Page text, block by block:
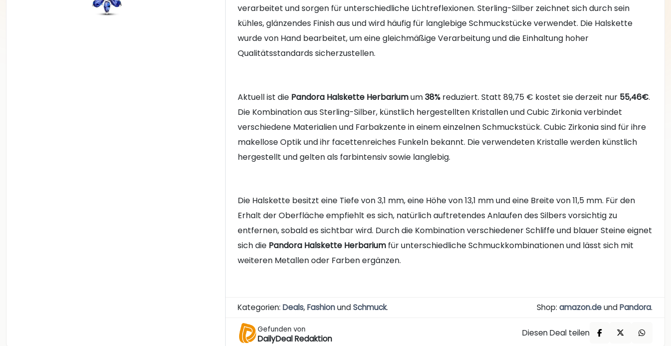
verarbeitet und sorgen für unterschiedliche Lichtreflexionen. Sterling-Silber zeichnet sich durch sein
kühles, glänzendes Finish aus und wird häufig für langlebige Schmuckstücke verwendet. Die Halskette
wurde von Hand bearbeitet, um eine gleichmäßige Verarbeitung und die Einhaltung hoher
Qualitätsstandards sicherzustellen.
Aktuell ist die Pandora Halskette Herbariumum38% reduziert. Statt 89,75 € kostet sie derzeit nur 55,46€.
Die Kombination aus Sterling-Silber, künstlich hergestellten Kristallen und Cubic Zirkonia verbindet
verschiedene Materialien und Farbakzente in einem einzelnen Schmuckstück. Cubic Zirkonia sind für ihre
makellose Optik und ihr facettenreiches Funkeln bekannt. Die verwendeten Kristalle werden künstlich
hergestellt und gelten als farbintensiv sowie langlebig.
Die Halskette besitzt eine Tiefe von 3,1 mm, eine Höhe von 13,1 mm und eine Breite von 11,5 mm. Für den
Erhalt der Oberfläche empfiehlt es sich, natürlich auftretendes Anlaufen des Silbers vorsichtig zu
entfernen, sobald es sichtbar wird. Durch die Kombination verschiedener Schliffe und blauer Steine eignet
sich die Pandora Halskette Herbarium für unterschiedliche Schmuckkombinationen und lässt sich mit
weiteren Metallen oder Farben ergänzen.
Kategorien:Deals,FashionundSchmuck. Shop: amazon.deundPandora.
Gefunden von
DailyDeal Redaktion
Diesen Deal teilen